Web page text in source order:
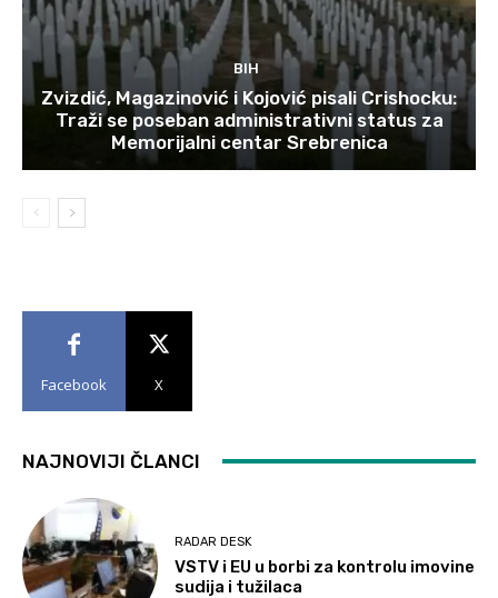
BIH
Zvizdić, Magazinović i Kojović pisali Crishocku:
Traži se poseban administrativni status za
Memorijalni centar Srebrenica
Facebook X
NAJNOVIJI ČLANCI
RADAR DESK
VSTV i EU u borbi za kontrolu imovine
sudija i tužilaca